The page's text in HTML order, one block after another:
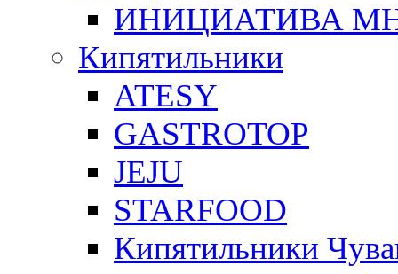
ИНИЦИАТИВА
Кипятильники
ATESY
GASTROTOP
JEJU
STARFOOD
Кипятильники